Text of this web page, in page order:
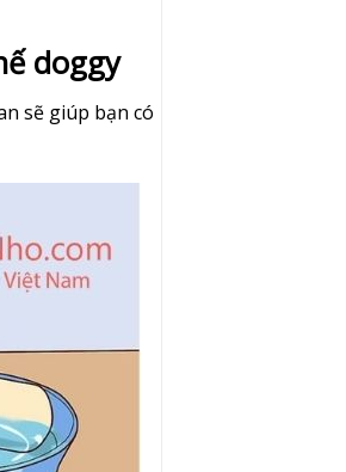
doggy
sẽ giúp bạn có